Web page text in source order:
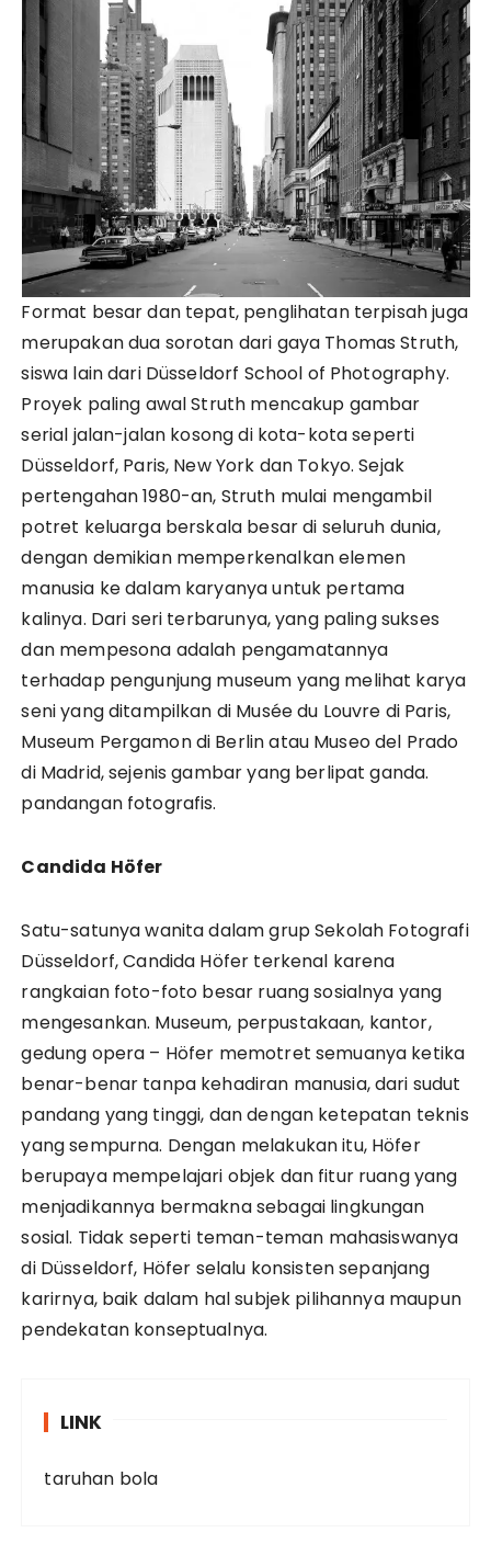
Format besar dan tepat, penglihatan terpisah juga
merupakan dua sorotan dari gaya Thomas Struth,
siswa lain dari Düsseldorf School of Photography.
Proyek paling awal Struth mencakup gambar
serial jalan-jalan kosong di kota-kota seperti
Düsseldorf, Paris, New York dan Tokyo. Sejak
pertengahan 1980-an, Struth mulai mengambil
potret keluarga berskala besar di seluruh dunia,
dengan demikian memperkenalkan elemen
manusia ke dalam karyanya untuk pertama
kalinya. Dari seri terbarunya, yang paling sukses
dan mempesona adalah pengamatannya
terhadap pengunjung museum yang melihat karya
seni yang ditampilkan di Musée du Louvre di Paris,
Museum Pergamon di Berlin atau Museo del Prado
di Madrid, sejenis gambar yang berlipat ganda.
pandangan fotografis.
Candida Höfer
Satu-satunya wanita dalam grup Sekolah Fotografi
Düsseldorf, Candida Höfer terkenal karena
rangkaian foto-foto besar ruang sosialnya yang
mengesankan. Museum, perpustakaan, kantor,
gedung opera – Höfer memotret semuanya ketika
benar-benar tanpa kehadiran manusia, dari sudut
pandang yang tinggi, dan dengan ketepatan teknis
yang sempurna. Dengan melakukan itu, Höfer
berupaya mempelajari objek dan fitur ruang yang
menjadikannya bermakna sebagai lingkungan
sosial. Tidak seperti teman-teman mahasiswanya
di Düsseldorf, Höfer selalu konsisten sepanjang
karirnya, baik dalam hal subjek pilihannya maupun
pendekatan konseptualnya.
LINK
taruhan bola